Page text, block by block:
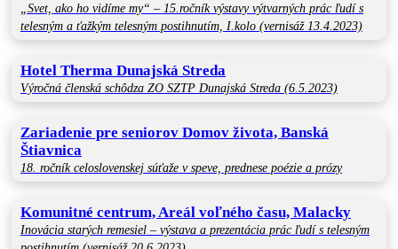
„Svet, ako ho vidíme my“ – 15.ročník výstavy výtvarných prác ľudí s
telesným a ťažkým telesným postihnutím, I.kolo (vernisáž 13.4.2023)
Hotel Therma Dunajská Streda
Výročná členská schôdza ZO SZTP Dunajská Streda (6.5.2023)
Zariadenie pre seniorov Domov života, Banská
Štiavnica
18. ročník celoslovenskej súťaže v speve, prednese poézie a prózy
Komunitné centrum, Areál voľného času, Malacky
Inovácia starých remesiel – výstava a prezentácia prác ľudí s telesným